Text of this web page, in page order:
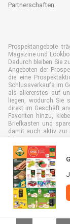
Partnerschaften
Prospektangebote
Magazine und
Dadurch bleiben Sie
Angeboten der
die eine
Schlussverkaufs im
als allererstes auf
liegen, wodurch Sie
direkt im Geschäft
Favoriten hinzu,
Briefkasten und
damit auch aktiv zur
ist.
Alle Rechte
|Allgemeine